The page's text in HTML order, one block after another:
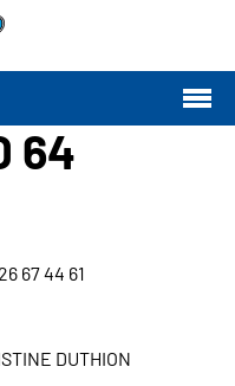
64
67 44 61
DUTHION